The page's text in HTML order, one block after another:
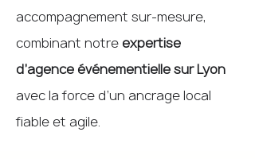
accompagnement sur-mesure,
combinant notre expertise
d’agence événementielle sur Lyon
avec la force d’un ancrage local
fiable et agile.